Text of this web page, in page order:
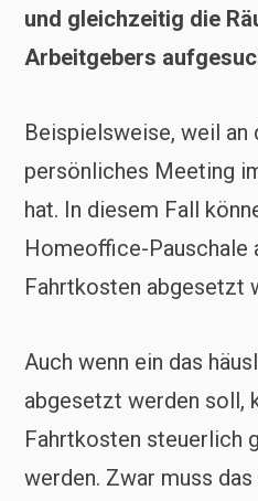
und gleichzeitig die
Arbeitgebers
Beispielsweise, weil an
persönliches Meeting
hat. In diesem Fall
Homeoffice-Pauschale
Fahrtkosten abgesetzt
Auch wenn ein das
abgesetzt werden soll,
Fahrtkosten steuerlich
werden. Zwar muss